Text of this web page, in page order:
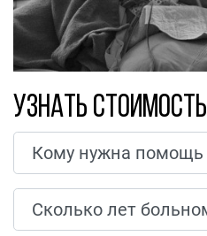
Узнать стоимость